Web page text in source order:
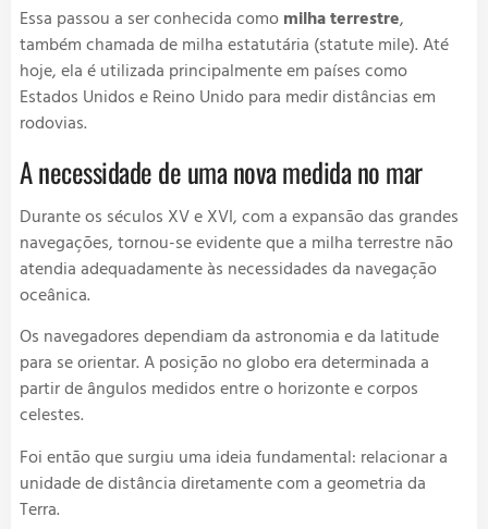
Essa passou a ser conhecida comomilha terrestre,
também chamada de milha estatutária (statute mile). Até
hoje, ela é utilizada principalmente em países como
Estados Unidos e Reino Unido para medir distâncias em
rodovias.
A necessidade de uma nova medida no mar
Durante os séculos XV e XVI, com a expansão das grandes
navegações, tornou-se evidente que a milha terrestre não
atendia adequadamente às necessidades da navegação
oceânica.
Os navegadores dependiam da astronomia e da latitude
para se orientar. A posição no globo era determinada a
partir de ângulos medidos entre o horizonte e corpos
celestes.
Foi então que surgiu uma ideia fundamental: relacionar a
unidade de distância diretamente com a geometria da
Terra.